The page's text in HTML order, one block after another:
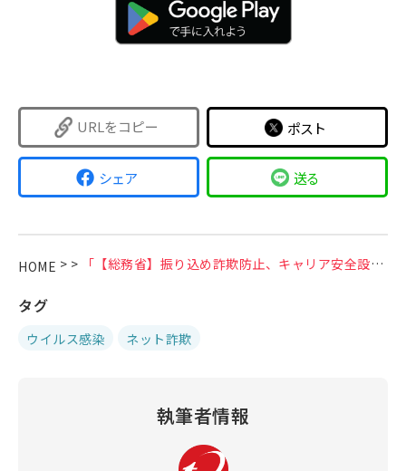
URLをコピー ポスト
シェア 送る
HOME > > 「【総務省】振り込め詐欺防止、キャリア安全設定アップデートしてください。」などの偽SMSにご注意ください
タグ
ウイルス感染 ネット詐欺
執筆者情報